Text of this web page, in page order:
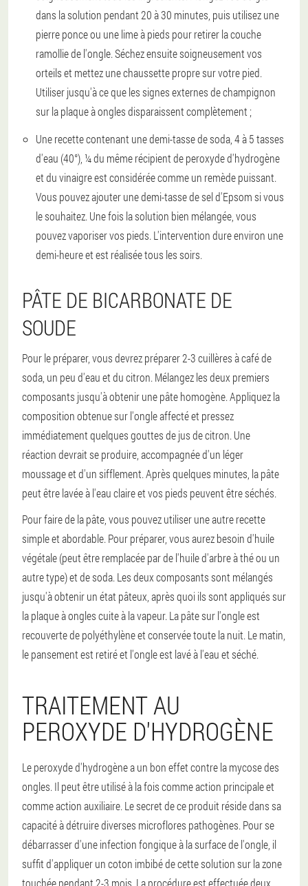
dans la solution pendant 20 à 30 minutes, puis utilisez une
pierre ponce ou une lime à pieds pour retirer la couche
ramollie de l'ongle. Séchez ensuite soigneusement vos
orteils et mettez une chaussette propre sur votre pied.
Utiliser jusqu'à ce que les signes externes de champignon
sur la plaque à ongles disparaissent complètement ;
Une recette contenant une demi-tasse de soda, 4 à 5 tasses
d'eau (40°), ¼ du même récipient de peroxyde d'hydrogène
et du vinaigre est considérée comme un remède puissant.
Vous pouvez ajouter une demi-tasse de sel d'Epsom si vous
le souhaitez. Une fois la solution bien mélangée, vous
pouvez vaporiser vos pieds. L'intervention dure environ une
demi-heure et est réalisée tous les soirs.
PÂTE DE BICARBONATE DE
SOUDE
Pour le préparer, vous devrez préparer 2-3 cuillères à café de
soda, un peu d'eau et du citron. Mélangez les deux premiers
composants jusqu'à obtenir une pâte homogène. Appliquez la
composition obtenue sur l'ongle affecté et pressez
immédiatement quelques gouttes de jus de citron. Une
réaction devrait se produire, accompagnée d'un léger
moussage et d'un sifflement. Après quelques minutes, la pâte
peut être lavée à l'eau claire et vos pieds peuvent être séchés.
Pour faire de la pâte, vous pouvez utiliser une autre recette
simple et abordable. Pour préparer, vous aurez besoin d'huile
végétale (peut être remplacée par de l'huile d'arbre à thé ou un
autre type) et de soda. Les deux composants sont mélangés
jusqu'à obtenir un état pâteux, après quoi ils sont appliqués sur
la plaque à ongles cuite à la vapeur. La pâte sur l'ongle est
recouverte de polyéthylène et conservée toute la nuit. Le matin,
le pansement est retiré et l'ongle est lavé à l'eau et séché.
TRAITEMENT AU
PEROXYDE D'HYDROGÈNE
Le peroxyde d'hydrogène a un bon effet contre la mycose des
ongles. Il peut être utilisé à la fois comme action principale et
comme action auxiliaire. Le secret de ce produit réside dans sa
capacité à détruire diverses microflores pathogènes. Pour se
débarrasser d'une infection fongique à la surface de l'ongle, il
suffit d'appliquer un coton imbibé de cette solution sur la zone